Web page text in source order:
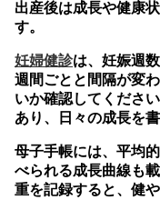
出産後は成長や健康
す。
妊婦健診は、妊娠週
週間ごとと間隔が変
いか確認してくださ
あり、日々の成長を書
母子手帳には、平均
べられる成長曲線も
重を記録すると、健